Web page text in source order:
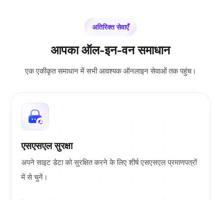
अतिरिक्त सेवाएँ
आपका ऑल-इन-वन समाधान
एक एकीकृत समाधान में सभी आवश्यक ऑनलाइन सेवाओं तक पहुंच।
एसएसएल सुरक्षा
अपने साइट डेटा को सुरक्षित करने के लिए शीर्ष एसएसएल प्रमाणपत्रों
में से चुनें।